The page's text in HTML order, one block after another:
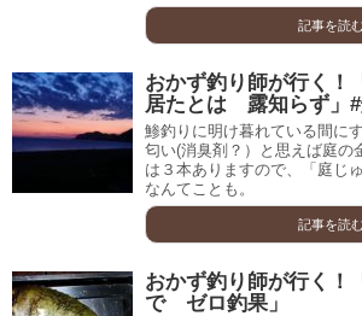
記事を読
おかず釣り師が行く
居たとは 露知らず」
鯵釣りに明け暮れている間に
匂い(消臭剤？）と思えば庭の
は３本ありますので、「庭じ
なんてことも。
記事を読
おかず釣り師が行く
で ゼロ釣果」